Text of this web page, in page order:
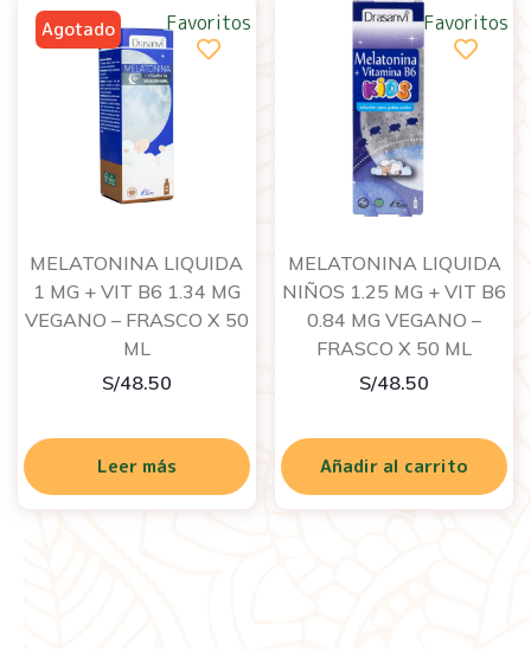
MELATONINA LIQUIDA
1 MG + VIT B6 1.34 MG
VEGANO – FRASCO X 50
ML
S/48.50
Leer más
Favoritos
MELATONINA LIQUIDA
NIÑOS 1.25 MG + VIT B6
0.84 MG VEGANO –
FRASCO X 50 ML
S/48.50
Añadir al carrito
Favoritos